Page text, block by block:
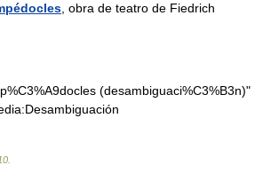
, obra de teatro de Fiedrich
(desambiguaci%C3%B3n)"